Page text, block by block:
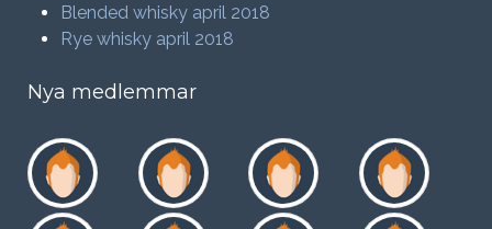
Blended whisky april 2018
Rye whisky april 2018
Nya medlemmar